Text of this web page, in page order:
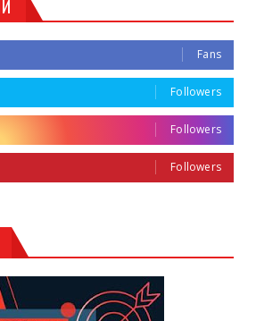
Fans
Followers
Followers
Followers